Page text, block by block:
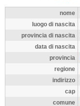
nome
luogo di nascita
provincia di nascita
data di nascita
provincia
regione
indirizzo
cap
comune